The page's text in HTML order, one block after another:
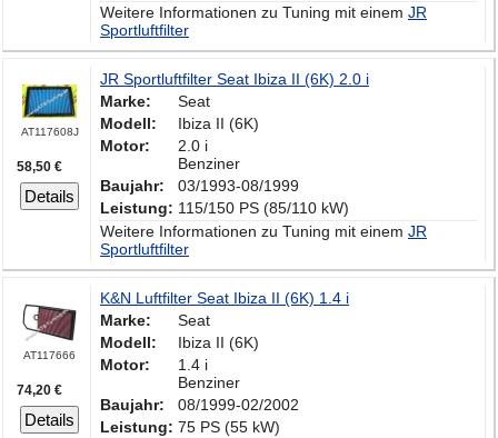
Weitere Informationen zu Tuning mit einem JR
Sportluftfilter
AT117608J
58,50 €
Details
JR Sportluftfilter Seat Ibiza II (6K) 2.0 i
Marke:
Seat
Modell:
Ibiza II (6K)
Motor:
2.0 i
Benziner
Baujahr:
03/1993-08/1999
Leistung: 115/150 PS (85/110 kW)
Weitere Informationen zu Tuning mit einem JR
Sportluftfilter
AT117666
74,20 €
Details
K&N Luftfilter Seat Ibiza II (6K) 1.4 i
Marke:
Seat
Modell:
Ibiza II (6K)
Motor:
1.4 i
Benziner
Baujahr:
08/1999-02/2002
Leistung: 75 PS (55 kW)